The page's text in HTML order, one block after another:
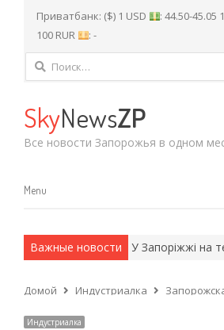
Приватбанк: ($) 1 USD : 44.50-45.05
100 RUR
: -
Найти:
SkyNewsZP
Все новости Запорожья в одном
Menu
Menu
Важные новости
методы. У Запоріжжі на
Домой Индустриалка
Индустриалка